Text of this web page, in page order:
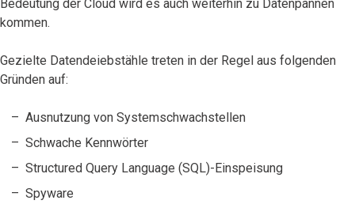
Bedeutung der Cloud wird es auch weiterhin zu Datenpannen
kommen.
Gezielte Datendeiebstähle treten in der Regel aus folgenden
Gründen auf:
Ausnutzung von Systemschwachstellen
Schwache Kennwörter
Structured Query Language (SQL)-Einspeisung
Spyware